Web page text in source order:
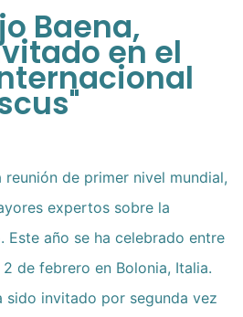
Baena,
en el
reunión de primer nivel mundial,
expertos sobre la
Este año se ha celebrado entre
de febrero en Bolonia, Italia.
sido invitado por segunda vez